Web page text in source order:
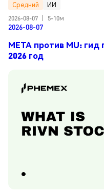
Средний
ИИ
2026-08-07
5-10м
2026-08-07
META против MU:
2026 год